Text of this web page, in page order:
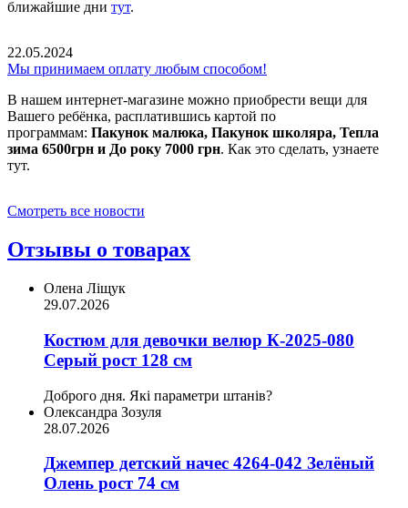
ближайшие дни тут.
22.05.2024
Мы принимаем оплату любым способом!
В нашем интернет-магазине можно приобрести вещи для
Вашего ребёнка, расплатившись картой по
программам: Пакунок малюка, Пакунок школяра, Тепла
зима 6500грн и До року 7000 грн. Как это сделать, узнаете
тут.
Смотреть все новости
Отзывы о товарах
Олена Ліщук
29.07.2026
Костюм для девочки велюр К-2025-080
Серый рост 128 см
Доброго дня. Які параметри штанів?
Олександра Зозуля
28.07.2026
Джемпер детский начес 4264-042 Зелёный
Олень рост 74 см